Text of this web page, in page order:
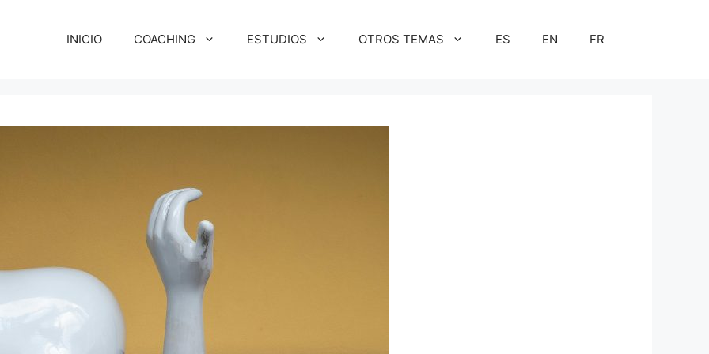
INICIO COACHING ESTUDIOS OTROS TEMAS ES EN FR